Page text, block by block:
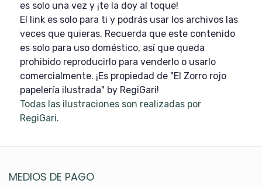
es solo una vez y ¡te la doy al toque!
El link es solo para ti y podrás usar los archivos las
veces que quieras. Recuerda que este contenido
es solo para uso doméstico, así que queda
prohibido reproducirlo para venderlo o usarlo
comercialmente. ¡Es propiedad de "El Zorro rojo
papelería ilustrada" by RegiGari!
Todas las ilustraciones son realizadas por
RegiGari.
MEDIOS DE PAGO